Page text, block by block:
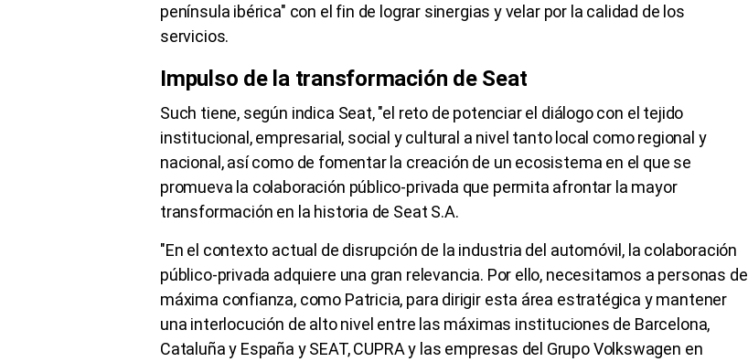
península ibérica" con el fin de lograr sinergias y velar por la calidad de los
servicios.
Impulso de la transformación de Seat
Such tiene, según indica Seat, "el reto de potenciar el diálogo con el tejido
institucional, empresarial, social y cultural a nivel tanto local como regional y
nacional, así como de fomentar la creación de un ecosistema en el que se
promueva la colaboración público-privada que permita afrontar la mayor
transformación en la historia de Seat S.A.
"En el contexto actual de disrupción de la industria del automóvil, la colaboración
público-privada adquiere una gran relevancia. Por ello, necesitamos a personas de
máxima confianza, como Patricia, para dirigir esta área estratégica y mantener
una interlocución de alto nivel entre las máximas instituciones de Barcelona,
Cataluña y España y SEAT, CUPRA y las empresas del Grupo Volkswagen en